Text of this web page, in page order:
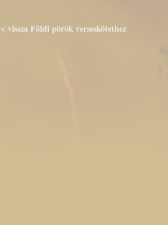
< vissza Földi pörök verseskötethez